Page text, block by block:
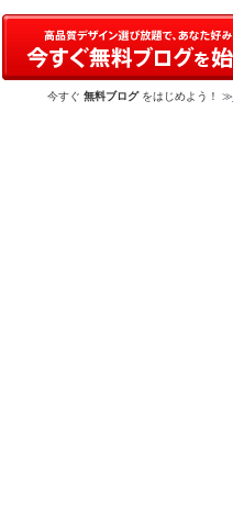
今すぐ 無料ブログをはじめよう！ ≫